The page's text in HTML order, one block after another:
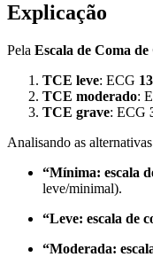
Explicação
Pela Escala de Coma
TCE leve: ECG
TCE moderado:
TCE grave: ECG
Analisando as
“Mínima: escala
leve/minimal).
“Leve: escala de
“Moderada: